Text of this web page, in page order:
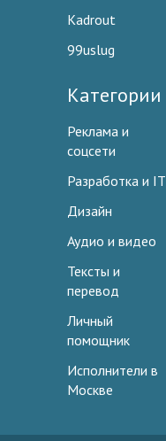
Kadrout
99uslug
Категории
Реклама и
соцсети
Разработка и IT
Дизайн
Аудио и видео
Тексты и
перевод
Личный
помощник
Исполнители в
Москве